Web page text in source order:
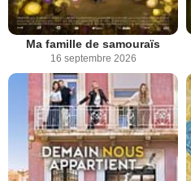
Ma famille de samouraïs
16 septembre 2026